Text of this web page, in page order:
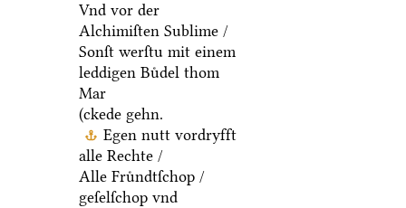
Vnd vor der
Alchimiſten Sublime /
Sonſt werſtu mit einem
leddigen Buͤdel thom
Mar
(ckede gehn.
Egen nutt vordryfft
alle Rechte /
Alle Fruͤndtſchop /
geſelſchop vnd